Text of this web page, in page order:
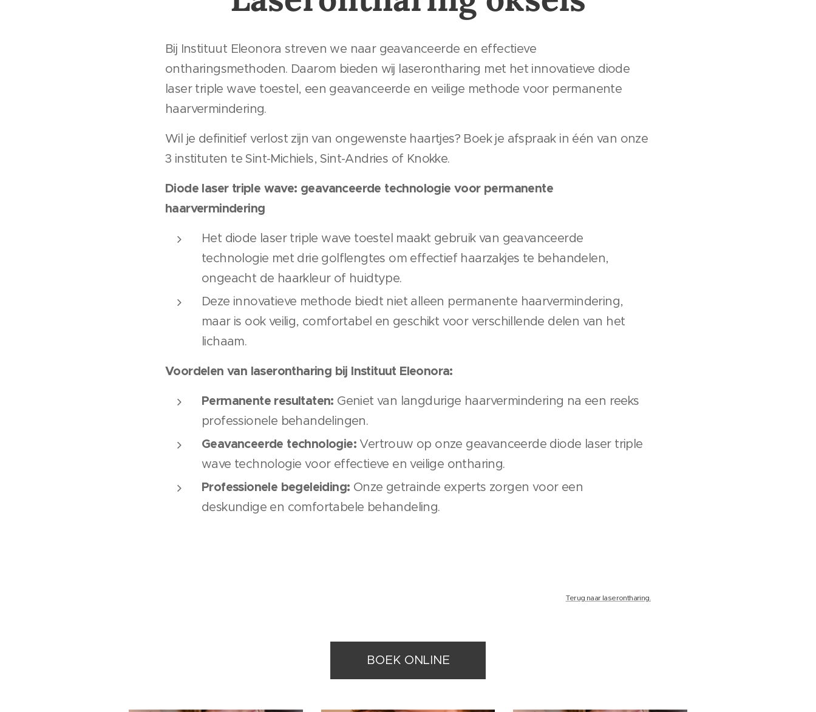
Bij Instituut Eleonora streven we naar geavanceerde en effectieve
ontharingsmethoden. Daarom bieden wij laserontharing met het innovatieve diode
laser triple wave toestel, een geavanceerde en veilige methode voor permanente
haarvermindering.
Wil je definitief verlost zijn van ongewenste haartjes? Boek je afspraak in één van onze
3 instituten te Sint-Michiels, Sint-Andries of Knokke.
Diode laser triple wave: geavanceerde technologie voor permanente
haarvermindering
Het diode laser triple wave toestel maakt gebruik van geavanceerde
technologie met drie golflengtes om effectief haarzakjes te behandelen,
ongeacht de haarkleur of huidtype.
Deze innovatieve methode biedt niet alleen permanente haarvermindering,
maar is ook veilig, comfortabel en geschikt voor verschillende delen van het
lichaam.
Voordelen van laserontharing bij Instituut Eleonora:
Permanente resultaten: Geniet van langdurige haarvermindering na een reeks
professionele behandelingen.
Geavanceerde technologie: Vertrouw op onze geavanceerde diode laser triple
wave technologie voor effectieve en veilige ontharing.
Professionele begeleiding: Onze getrainde experts zorgen voor een
deskundige en comfortabele behandeling.
Terug naar laserontharing.
BOEK ONLINE